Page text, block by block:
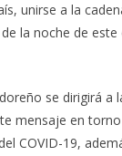
unirse a la
la noche de
se dirigirá a
mensaje en
COVID-19,